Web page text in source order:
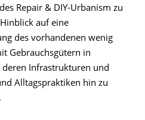
Repair & DIY-Urbanism zu
auf eine
des vorhandenen wenig
Gebrauchsgütern in
Infrastrukturen und
Alltagspraktiken hin zu